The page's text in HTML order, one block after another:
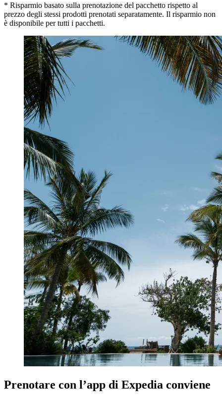
* Risparmio basato sulla prenotazione del pacchetto rispetto al
prezzo degli stessi prodotti prenotati separatamente. Il risparmio non
è disponibile per tutti i pacchetti.
Prenotare con l’app di Expedia conviene